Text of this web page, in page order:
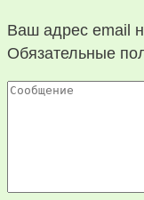
Ваш адрес email
Обязательные